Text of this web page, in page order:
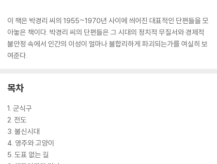
이 책은 박경리 씨의 1955~1970년 사이에 씌어진 대표적인 단편들을 모
아놓은 책이다. 박경리 씨의 단편들은 그 시대의 정치적 무질서와 경제적
불안정 속에서 인간의 이성이 얼마나 불합리하게 파괴되는가를 여실히 보
여준다.
목차
1. 군식구
2. 전도
3. 불신시대
4. 영주와 고양이
5. 도표 없는 길